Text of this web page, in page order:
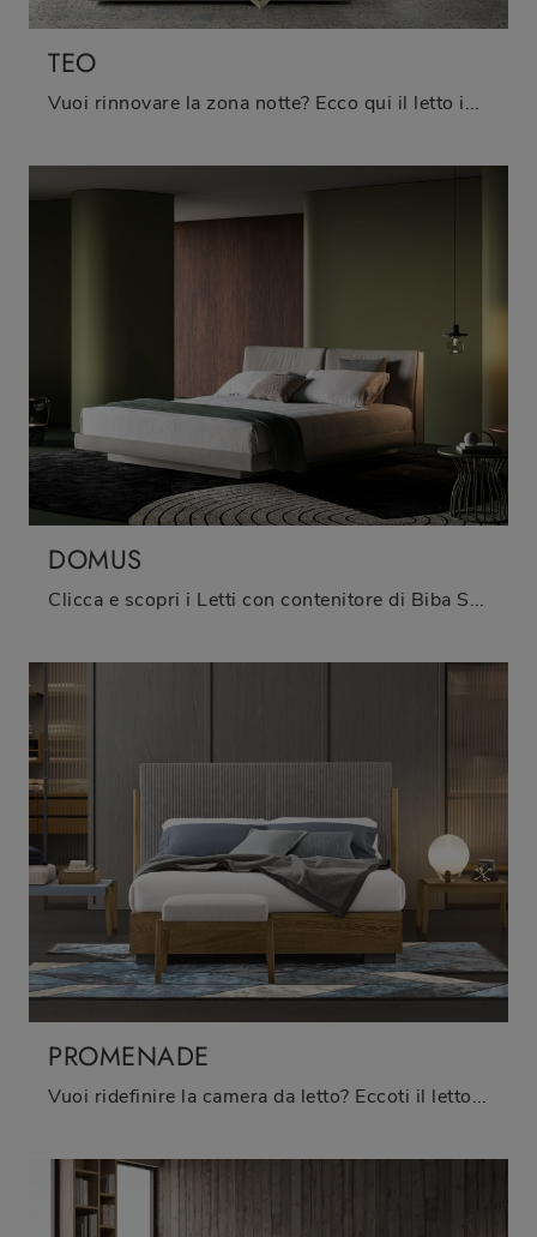
TEO
Vuoi rinnovare la zona notte? Ecco qui il letto in tessuto Teo di Biba Salotti per spazi moderni.
DOMUS
Clicca e scopri i Letti con contenitore di Biba Salotti! Il modello Domus in tessuto ti attende nelle versioni matrimoniali.
PROMENADE
Vuoi ridefinire la camera da letto? Eccoti il letto in tessuto Promenade di Oggioni per spazi moderni.